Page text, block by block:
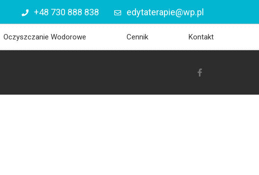
+48 730 888 838 edytaterapie@wp.pl
Oczyszczanie Wodorowe Cennik Kontakt